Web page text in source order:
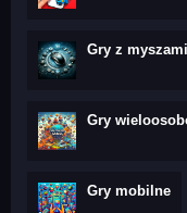
Gry z myszami
Gry
Gry mobilne